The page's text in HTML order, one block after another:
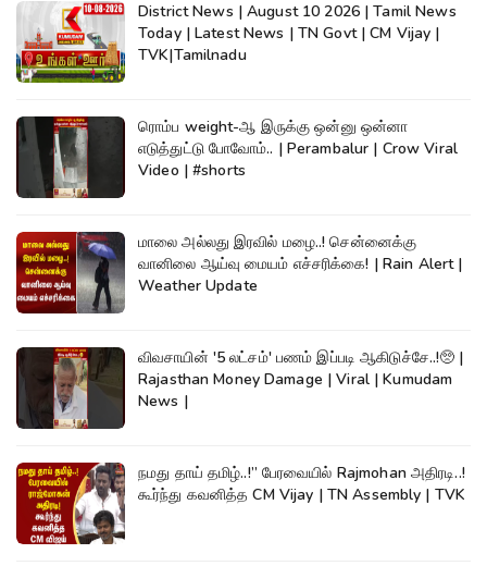
District News | August 10 2026 | Tamil News
Today | Latest News | TN Govt | CM Vijay |
TVK|Tamilnadu
ரொம்ப weight-ஆ இருக்கு ஒன்னு ஒன்னா
எடுத்துட்டு போவோம்.. | Perambalur | Crow Viral
Video | #shorts
மாலை அல்லது இரவில் மழை..! சென்னைக்கு
வானிலை ஆய்வு மையம் எச்சரிக்கை! | Rain Alert |
Weather Update
விவசாயின் '5 லட்சம்' பணம் இப்படி ஆகிடுச்சே..!🥺 |
Rajasthan Money Damage | Viral | Kumudam
News |
நமது தாய் தமிழ்..!” பேரவையில் Rajmohan அதிரடி..!
கூர்ந்து கவனித்த CM Vijay | TN Assembly | TVK